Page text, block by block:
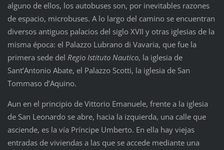
alguno de ellos, los autobuses son, por inevitables razones
de espacio, microbuses. A lo largo del camino se encuentran
diversos antiguos palacios del siglo XVII y otras iglesias de la
misma época: el Palazzo Lubrano di Vavaria, que fue la
primera sede del Regio Istituto Nautico, la iglesia de
Sant’Antonio Abate, el Palazzo Scotti, la iglesia de San
Tommaso d’Aquino.
Aun en el principio de Vittorio Emanuele, frente a la iglesia
de San Leonardo se abre, hacia la izquierda, una calle que
asciende, es la vía Príncipe Umberto. En ella hay viejas
entradas de viviendas a las que se accede mediante una